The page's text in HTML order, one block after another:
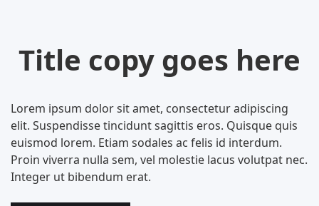
Title copy goes here
Lorem ipsum dolor sit amet, consectetur adipiscing
elit. Suspendisse tincidunt sagittis eros. Quisque quis
euismod lorem. Etiam sodales ac felis id interdum.
Proin viverra nulla sem, vel molestie lacus volutpat nec.
Integer ut bibendum erat.